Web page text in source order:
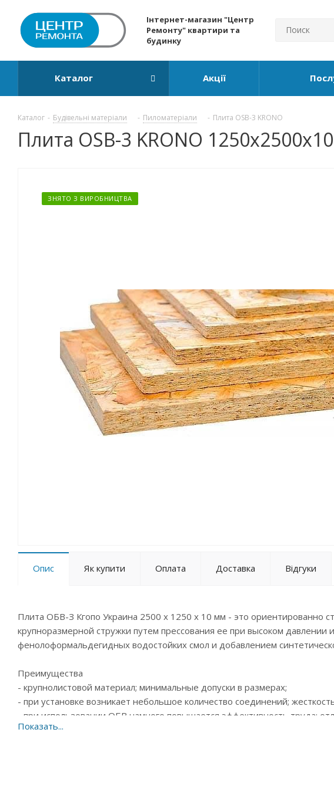
Інтернет-магазин "Центр
Ремонту" квартири та
будинку
Каталог Акції
Каталог - Будівельні матеріали - Пиломатеріали - Плита OSB-3 KRONO
Плита OSB-3 KRONO
ЗНЯТО З ВИРОБНИЦТВА
Опис Як купити Оплата Доставка Відгуки
Плита ОБВ-З Кгопо Украина 2500 х 1250 х 10 мм - это ориентированно
крупноразмерной стружки путем прессования ее при высоком
фенолоформальдегидных водостойких смол и добавлением
Преимущества
- крупнолистовой материал; минимальные допуски в размерах;
- при установке возникает небольшое количество соединений;
- при использовании ОБВ намного повышается эффективность труда;
применять и для влажной среды; безвредность для здоровья - класс